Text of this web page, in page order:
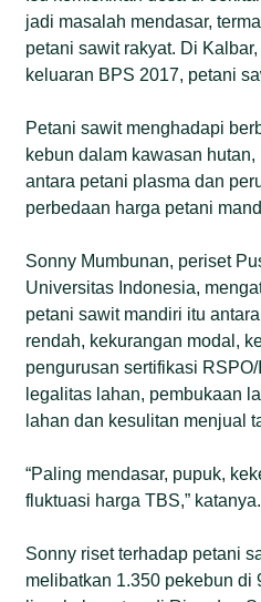
jadi masalah mendasar,
petani sawit rakyat. Di
keluaran BPS 2017, petani
Petani sawit menghadapi
kebun dalam kawasan
antara petani plasma dan
perbedaan harga petani
Sonny Mumbunan, periset
Universitas Indonesia,
petani sawit mandiri itu
rendah, kekurangan modal,
pengurusan sertifikasi
legalitas lahan, pembukaan
lahan dan kesulitan menjual
“Paling mendasar, pupuk,
fluktuasi harga TBS,” katanya.
Sonny riset terhadap petani
melibatkan 1.350 pekebun di